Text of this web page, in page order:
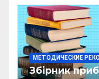
МЕТОДИЧЕСКИЕ
Збірник